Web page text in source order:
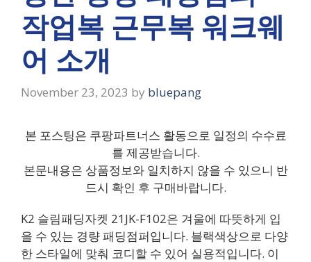
작업복 근무복 워크웨
어 소개
November 23, 2023 by bluepang
본 포스팅은 쿠팡파트너스 활동으로 일정의 수수료
를 제공받습니다.
본문내용은 상품정보와 일치하지 않을 수 있으니 반
드시 확인 후 구매바랍니다.
K2 슬림패딩자켓 21JK-F102은 겨울에 따뜻하게 입
을 수 있는 경량 패딩점퍼입니다. 블랙색상으로 다양
한 스타일에 맞춰 코디할 수 있어 실용적입니다. 이